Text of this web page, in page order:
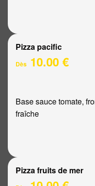
Pizza pacific
Dès 10.00 €
Base sauce tomate,
fraîche
Pizza fruits de mer